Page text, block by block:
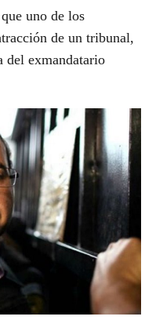
uno de los
de un tribunal,
del exmandatario